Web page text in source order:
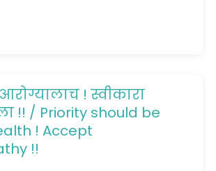
! स्वीकारा
!! / Priority should be
! Accept
!!